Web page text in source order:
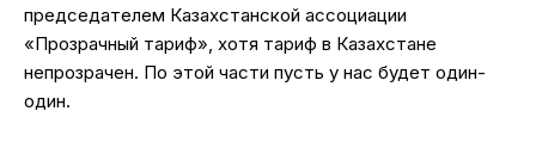
председателем Казахстанской ассоциации
«Прозрачный тариф», хотя тариф в Казахстане
непрозрачен. По этой части пусть у нас будет один-
один.